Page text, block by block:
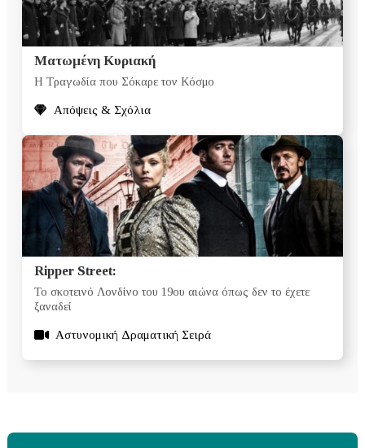
Ματωμένη Κυριακή
Η Τραγωδία που Σόκαρε τον Κόσμο
Απόψεις & Σχόλια
Ripper Street:
Το σκοτεινό Λονδίνο του 19ου αιώνα όπως δεν το έχετε
ξαναδεί
Αστυνομική Δραματική Σειρά